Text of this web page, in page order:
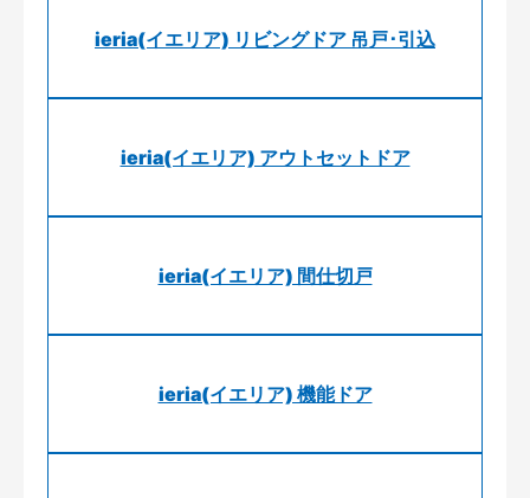
ieria(イエリア) リビングドア 吊戸･引込
ieria(イエリア) アウトセットドア
ieria(イエリア) 間仕切戸
ieria(イエリア) 機能ドア